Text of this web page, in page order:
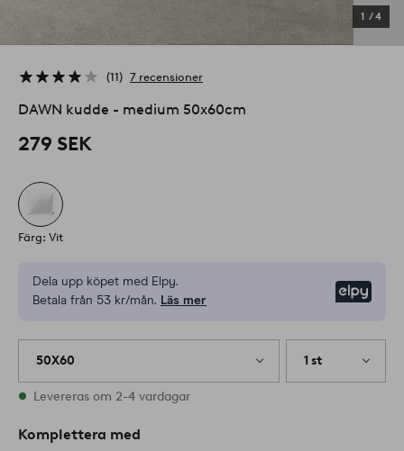
1 /4
11 7 recensioner
DAWN kudde - medium 50x60cm
279 SEK
Färg: Vit
Dela upp köpet med Elpy.
Betala från 53 kr/mån. Läs mer
50X60 1 st
I lager
Levereras om 2-4 vardagar
Komplettera med